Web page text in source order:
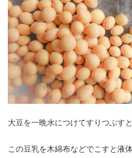
大豆を一晩水につけてすりつぶすと
この豆乳を木綿布などでこすと液